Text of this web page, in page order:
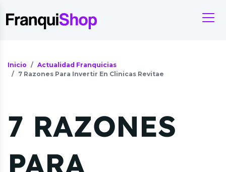
Inicio
Actualidad Franquicias
7 Razones Para Invertir En Clinicas Revitae
7 RAZONES
PARA